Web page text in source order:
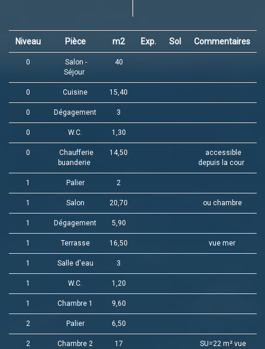
Niveau Pièce m2 Exp. Sol Commentaires
0
Salon -
Séjour
40
0 Cuisine 15,40
0 Dégagement 3
0 W.C. 1,30
0
Chaufferie
buanderie
14,50
accessible
depuis la cour
1 Palier 2
1 Salon 20,70 ou chambre
1 Dégagement 5,90
1 Terrasse 16,50 vue mer
1 Salle d'eau 3
1 W.C. 1,20
1 Chambre 1 9,60
2 Palier 6,50
2 Chambre 2 17
SU=22 m² vue